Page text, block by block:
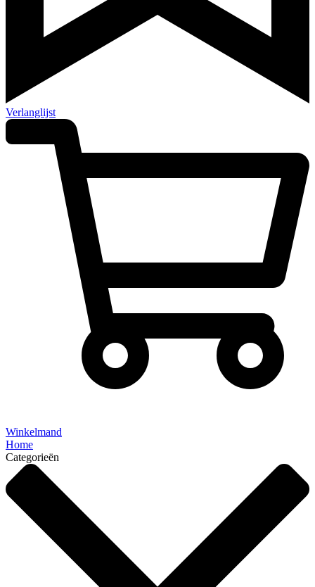
Verlanglijst
Winkelmand
Home
Categorieën